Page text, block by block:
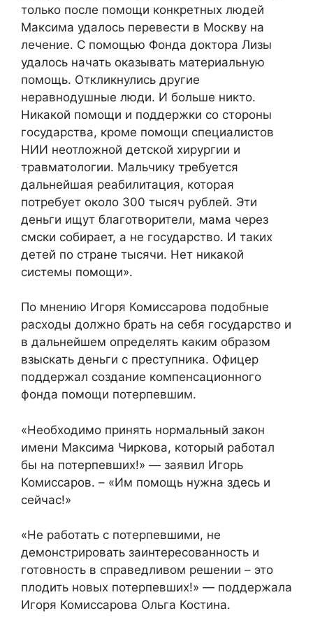
только после помощи конкретных людей
Максима удалось перевести в Москву на
лечение. С помощью Фонда доктора Лизы
удалось начать оказывать материальную
помощь. Откликнулись другие
неравнодушные люди. И больше никто.
Никакой помощи и поддержки со стороны
государства, кроме помощи специалистов
НИИ неотложной детской хирургии и
травматологии. Мальчику требуется
дальнейшая реабилитация, которая
потребует около 300 тысяч рублей. Эти
деньги ищут благотворители, мама через
смски собирает, а не государство. И таких
детей по стране тысячи. Нет никакой
системы помощи».
По мнению Игоря Комиссарова подобные
расходы должно брать на себя государство и
в дальнейшем определять каким образом
взыскать деньги с преступника. Офицер
поддержал создание компенсационного
фонда помощи потерпевшим.
«Необходимо принять нормальный закон
имени Максима Чиркова, который работал
бы на потерпевших!» — заявил Игорь
Комиссаров. – «Им помощь нужна здесь и
сейчас!»
«Не работать с потерпевшими, не
демонстрировать заинтересованность и
готовность в справедливом решении – это
плодить новых потерпевших!» — поддержала
Игоря Комиссарова Ольга Костина.